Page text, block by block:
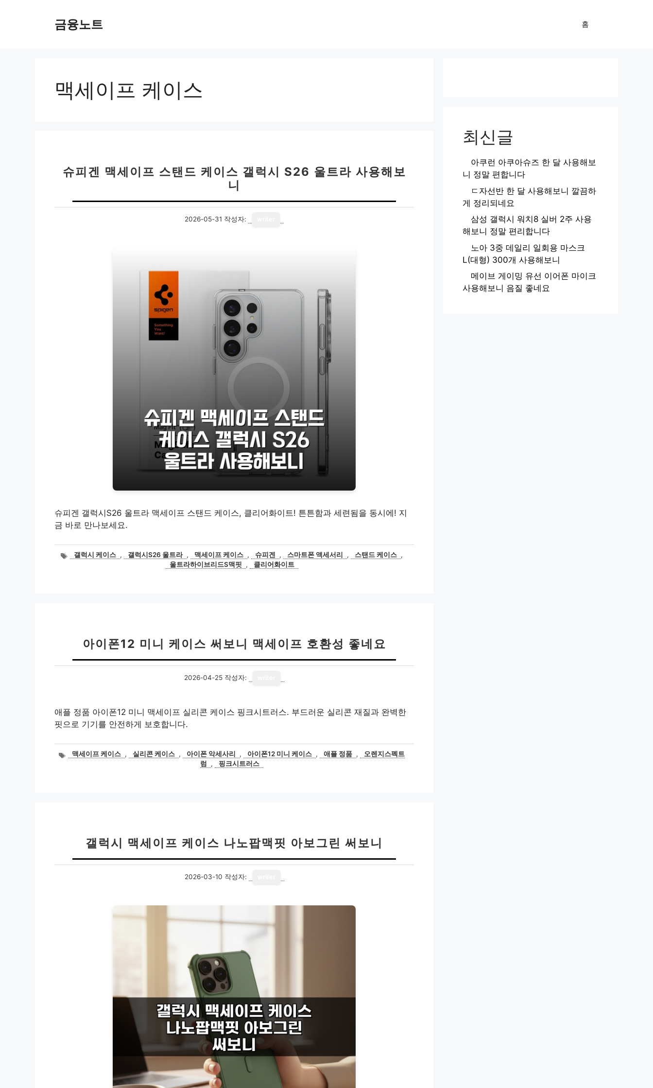
금융노트 홈
맥세이프 케이스
슈피겐 맥세이프 스탠드 케이스 갤럭시 S26 울트라 사용해보
니
2026-05-31 작성자:
슈피겐 갤럭시S26 울트라 맥세이프 스탠드 케이스, 클리어화이트! 튼튼함과 세련됨을 동시에! 지
금 바로 만나보세요.
태갤럭시 케이스 , 갤럭시S26 울트라 , 맥세이프 케이스 , 슈피겐 , 스마트폰 액세서리 , 스탠드 케이스 ,
울트라하이브리드S맥핏
, 클리어화이트
아이폰12 미니 케이스 써보니 맥세이프 호환성 좋네요
2026-04-25 작성자:
애플 정품 아이폰12 미니 맥세이프 실리콘 케이스 핑크시트러스. 부드러운 실리콘 재질과 완벽한
핏으로 기기를 안전하게 보호합니다.
태맥세이프 케이스 , 실리콘 케이스 , 아이폰 악세사리 , 아이폰12 미니 케이스 , 애플 정품 ,
오렌지스펙트
럼
, 핑크시트러스
갤럭시 맥세이프 케이스 나노팝맥핏 아보그린 써보니
2026-03-10 작성자:
최신글
아쿠런 아쿠아슈즈 한 달 사용해보
니 정말 편합니다
ㄷ자선반 한 달 사용해보니 깔끔하
게 정리되네요
삼성 갤럭시 워치8 실버 2주 사용
해보니 정말 편리합니다
노아 3중 데일리 일회용 마스크
L(대형) 300개 사용해보니
메이브 게이밍 유선 이어폰 마이크
사용해보니 음질 좋네요